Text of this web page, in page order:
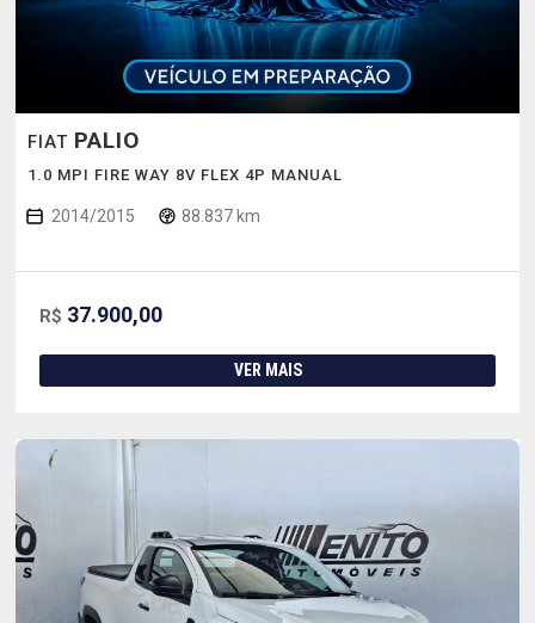
FIAT PALIO
1.0 MPI FIRE WAY 8V FLEX 4P MANUAL
2014/2015 88.837 km
R$ 37.900,00
VER MAIS